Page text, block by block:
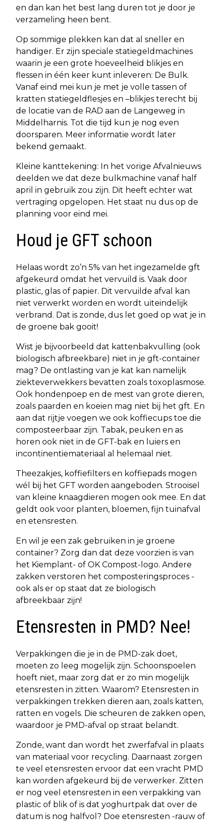
en dan kan het best lang duren tot je door je
verzameling heen bent.
Op sommige plekken kan dat al sneller en
handiger. Er zijn speciale statiegeldmachines
waarin je een grote hoeveelheid blikjes en
flessen in één keer kunt inleveren: De Bulk.
Vanaf eind mei kun je met je volle tassen of
kratten statiegeldflesjes en –blikjes terecht bij
de locatie van de RAD aan de Langeweg in
Middelharnis. Tot die tijd kun je nog even
doorsparen. Meer informatie wordt later
bekend gemaakt.
Kleine kanttekening: In het vorige Afvalnieuws
deelden we dat deze bulkmachine vanaf half
april in gebruik zou zijn. Dit heeft echter wat
vertraging opgelopen. Het staat nu dus op de
planning voor eind mei.
Houd je GFT schoon
Helaas wordt zo’n 5% van het ingezamelde gft
afgekeurd omdat het vervuild is. Vaak door
plastic, glas of papier. Dit vervuilde afval kan
niet verwerkt worden en wordt uiteindelijk
verbrand. Dat is zonde, dus let goed op wat je in
de groene bak gooit!
Wist je bijvoorbeeld dat kattenbakvulling (ook
biologisch afbreekbare) niet in je gft-container
mag? De ontlasting van je kat kan namelijk
ziekteverwekkers bevatten zoals toxoplasmose.
Ook hondenpoep en de mest van grote dieren,
zoals paarden en koeien mag niet bij het gft. En
aan dat rijtje voegen we ook koffiecups toe die
composteerbaar zijn. Tabak, peuken en as
horen ook niet in de GFT-bak en luiers en
incontinentiemateriaal al helemaal niet.
Theezakjes, koffiefilters en koffiepads mogen
wél bij het GFT worden aangeboden. Strooisel
van kleine knaagdieren mogen ook mee. En dat
geldt ook voor planten, bloemen, fijn tuinafval
en etensresten.
En wil je een zak gebruiken in je groene
container? Zorg dan dat deze voorzien is van
het Kiemplant- of OK Compost-logo. Andere
zakken verstoren het composteringsproces -
ook als er op staat dat ze biologisch
afbreekbaar zijn!
Etensresten in PMD? Nee!
Verpakkingen die je in de PMD-zak doet,
moeten zo leeg mogelijk zijn. Schoonspoelen
hoeft niet, maar zorg dat er zo min mogelijk
etensresten in zitten. Waarom? Etensresten in
verpakkingen trekken dieren aan, zoals katten,
ratten en vogels. Die scheuren de zakken open,
waardoor je PMD-afval op straat belandt.
Zonde, want dan wordt het zwerfafval in plaats
van materiaal voor recycling. Daarnaast zorgen
te veel etensresten ervoor dat een vracht PMD
kan worden afgekeurd bij de verwerker. Zitten
er nog veel etensresten in een verpakking van
plastic of blik of is dat yoghurtpak dat over de
datum is nog halfvol? Doe etensresten -rauw of